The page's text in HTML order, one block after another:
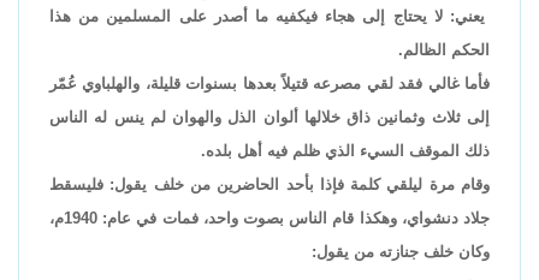
يعني: لا يحتاج إلى هجاء فيكفيه ما أصدر على المسلمين من هذا
الحكم الظالم.
فأما غالي فقد لقي مصرعه قتيلاً بعدها بسنوات قليلة، والهلباوي عُمّر
إلى ثلاث وثمانين ذاق خلالها ألوان الذل والهوان لم ينس له الناس
ذلك الموقف السيء الذي ظلم فيه أهل بلده.
وقام مرة ليلقي كلمة فإذا بأحد الحاضرين من خلف يقول: فليسقط
جلاد دنشواي، وهكذا قام الناس بصوت واحد، فمات في عام: 1940م،
وكان خلف جنازته من يقول: